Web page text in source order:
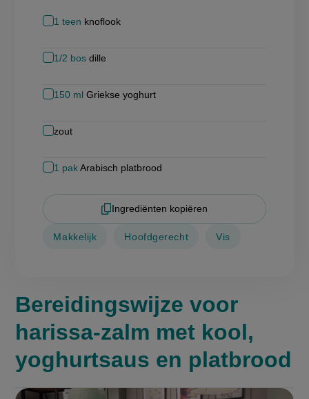
1 teen knoflook
1/2 bos dille
150 ml Griekse yoghurt
zout
1 pak Arabisch platbrood
Ingrediënten kopiëren
Makkelijk Hoofdgerecht Vis
Bereidingswijze voor
harissa-zalm met kool,
yoghurtsaus en platbrood